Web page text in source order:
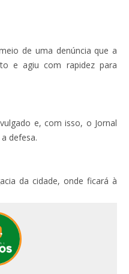
de uma denúncia que a
e agiu com rapidez para
e, com isso, o Jornal
defesa.
da cidade, onde ficará à